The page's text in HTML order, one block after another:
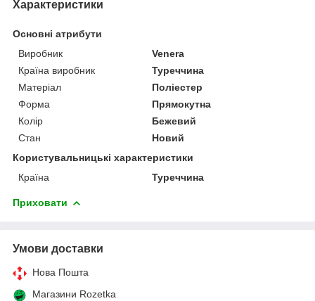
Характеристики
Основні атрибути
Виробник
Venera
Країна виробник
Туреччина
Матеріал
Поліестер
Форма
Прямокутна
Колір
Бежевий
Стан
Новий
Користувальницькі характеристики
Країна
Туреччина
Приховати
Умови доставки
Нова Пошта
Магазини Rozetka